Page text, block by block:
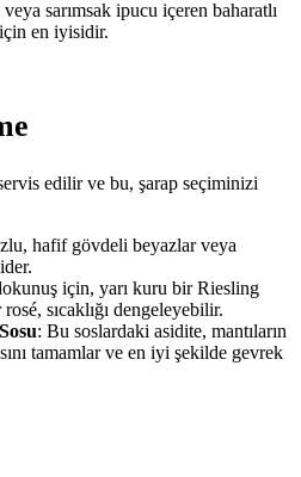
sarımsak ipucu içeren baharatlı
en iyisidir.
edilir ve bu, şarap seçiminizi
hafif gövdeli beyazlar veya
için, yarı kuru bir Riesling
sıcaklığı dengeleyebilir.
: Bu soslardaki asidite, mantıların
tamamlar ve en iyi şekilde gevrek